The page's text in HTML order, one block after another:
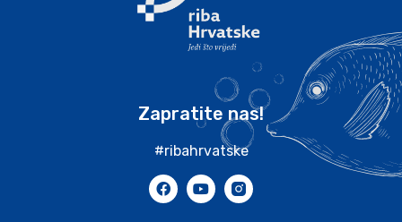
Zapratite nas!
#ribahrvatske